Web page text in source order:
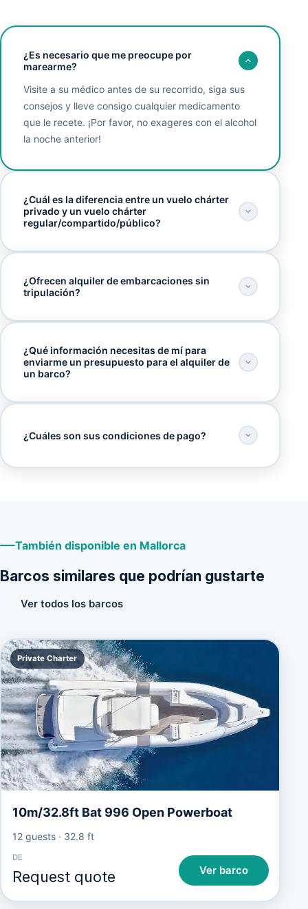
¿Es necesario que me preocupe por
marearme?
Visite a su médico antes de su recorrido, siga sus
consejos y lleve consigo cualquier medicamento
que le recete. ¡Por favor, no exageres con el alcohol
la noche anterior!
¿Cuál es la diferencia entre un vuelo chárter
privado y un vuelo chárter
regular/compartido/público?
¿Ofrecen alquiler de embarcaciones sin
tripulación?
¿Qué información necesitas de mí para
enviarme un presupuesto para el alquiler de
un barco?
¿Cuáles son sus condiciones de pago?
También disponible en Mallorca
Barcos similares que podrían gustarte
Ver todos los barcos
Private Charter
10m/32.8ft Bat 996 Open Powerboat
12 guests· 32.8 ft
DE
Request quote Ver barco